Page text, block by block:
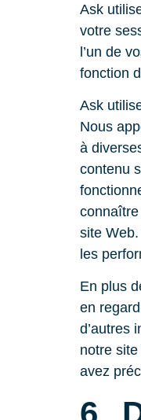
Ask
votre
l’un de
fonction
Ask
Nous
à
contenu
site
les
En plus
en
d’autres
notre
avez